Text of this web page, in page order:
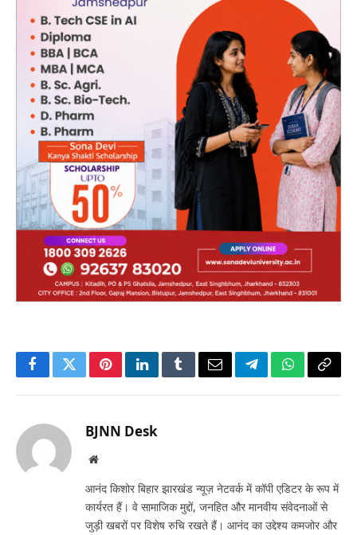
FacebookTwitterPinterestLinkedInTumblrEmailTelegramWhatsApp
Copy
BJNN Desk
Website
आनंद किशोर बिहार झारखंड न्यूज़ नेटवर्क में कॉपी एडिटर के रूप में
कार्यरत हैं। वे सामाजिक मुद्दों, जनहित और मानवीय संवेदनाओं से
जुड़ी खबरों पर विशेष रुचि रखते हैं। आनंद का उद्देश्य कमजोर और